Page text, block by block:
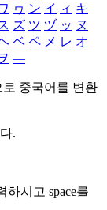
ヮ ン イ ィ キ
ズ ツ ヅ ッ ヌ
ベ ペ メ レ オ
―
중국어를 변환
.
하시고 space를